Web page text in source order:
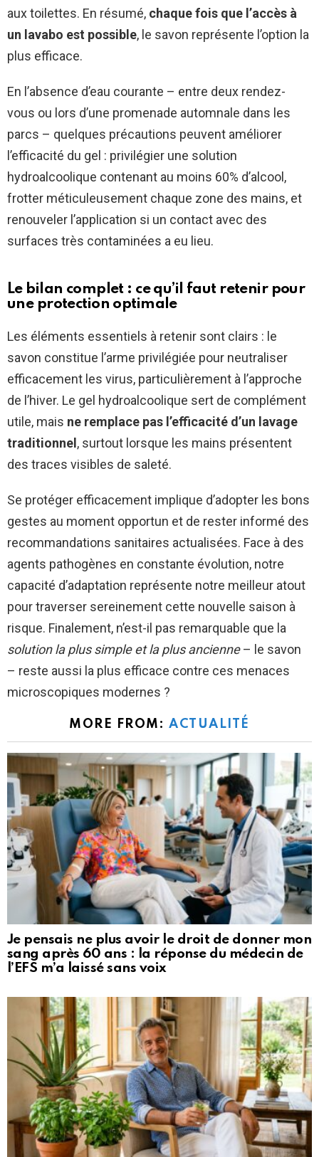
aux toilettes. En résumé, chaque fois que l’accès à
un lavabo est possible, le savon représente l’option la
plus efficace.
En l’absence d’eau courante – entre deux rendez-
vous ou lors d’une promenade automnale dans les
parcs – quelques précautions peuvent améliorer
l’efficacité du gel : privilégier une solution
hydroalcoolique contenant au moins 60% d’alcool,
frotter méticuleusement chaque zone des mains, et
renouveler l’application si un contact avec des
surfaces très contaminées a eu lieu.
Le bilan complet : ce qu’il faut retenir pour
une protection optimale
Les éléments essentiels à retenir sont clairs : le
savon constitue l’arme privilégiée pour neutraliser
efficacement les virus, particulièrement à l’approche
de l’hiver. Le gel hydroalcoolique sert de complément
utile, mais ne remplace pas l’efficacité d’un lavage
traditionnel , surtout lorsque les mains présentent
des traces visibles de saleté.
Se protéger efficacement implique d’adopter les bons
gestes au moment opportun et de rester informé des
recommandations sanitaires actualisées. Face à des
agents pathogènes en constante évolution, notre
capacité d’adaptation représente notre meilleur atout
pour traverser sereinement cette nouvelle saison à
risque. Finalement, n’est-il pas remarquable que la
solution la plus simple et la plus ancienne– le savon
– reste aussi la plus efficace contre ces menaces
microscopiques modernes ?
MORE FROM:ACTUALITÉ
Je pensais ne plus avoir le droit de donner mon
sang après 60 ans : la réponse du médecin de
l’EFS m’a laissé sans voix